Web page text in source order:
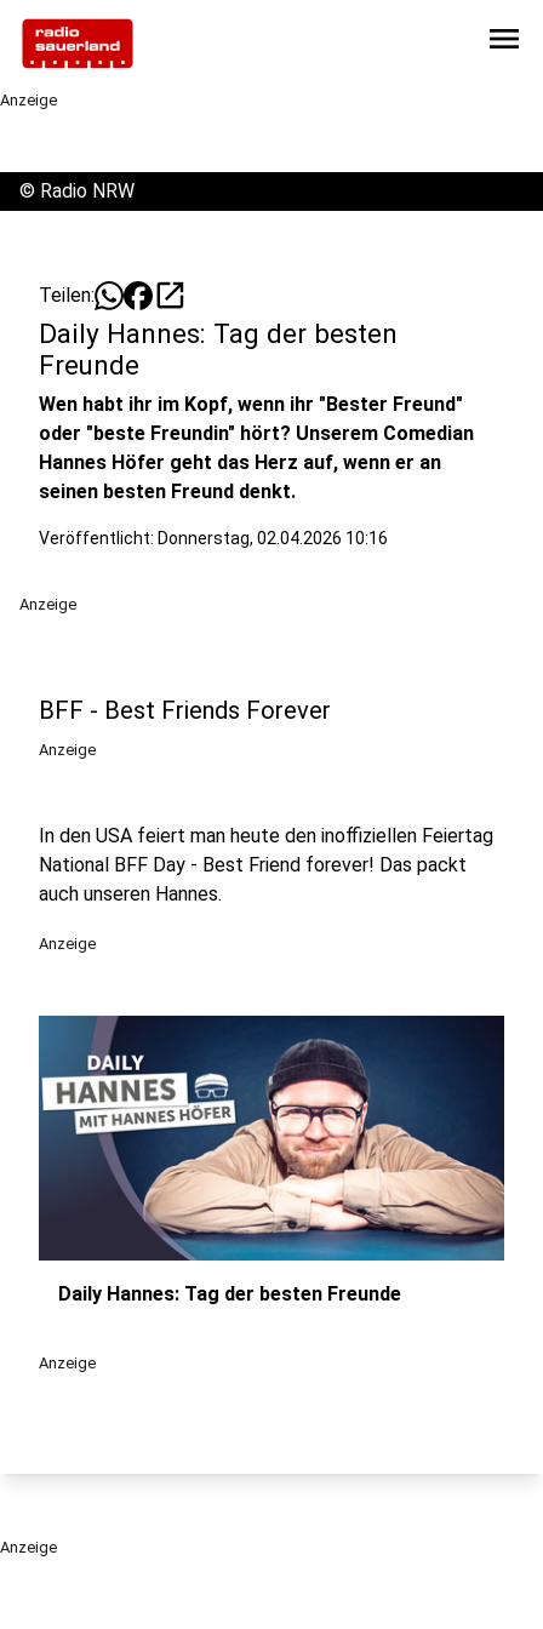
menu
Anzeige
© Radio NRW
Teilen: open_in_new
Daily Hannes: Tag der besten
Freunde
Wen habt ihr im Kopf, wenn ihr "Bester Freund"
oder "beste Freundin" hört? Unserem Comedian
Hannes Höfer geht das Herz auf, wenn er an
seinen besten Freund denkt.
Veröffentlicht: Donnerstag, 02.04.2026 10:16
Anzeige
BFF - Best Friends Forever
Anzeige
In den USA feiert man heute den inoffiziellen Feiertag
National BFF Day - Best Friend forever! Das packt
auch unseren Hannes.
Anzeige
Daily Hannes: Tag der besten Freunde
Anzeige
Anzeige